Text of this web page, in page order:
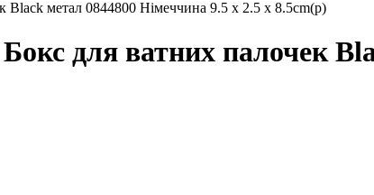
метал 0844800 Німеччина 9.5 x 2.5 x 8.5cm(р)
для ватних палочек